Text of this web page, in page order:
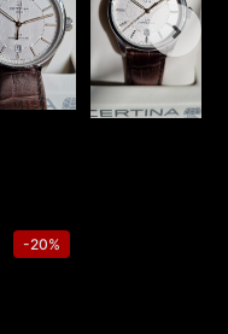
-20%